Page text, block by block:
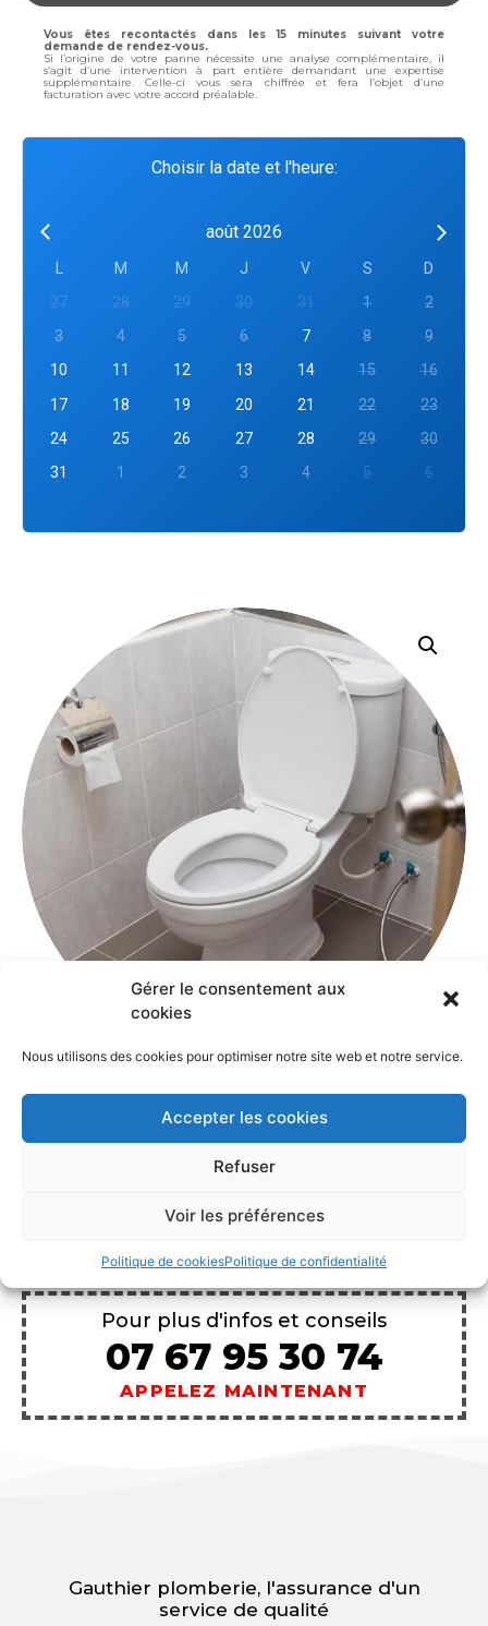
Gérer le consentement aux
cookies
Nous utilisons des cookies pour optimiser notre site web et notre service.
Accepter les cookies
Refuser
Voir les préférences
Politique de cookiesPolitique de confidentialité
INFORMATIONS
Problème sur WC classique
Laisser un avis sur Problème sur WC classique
Pour plus d'infos et conseils
07 67 95 30 74
APPELEZ MAINTENANT
Vous êtes recontactés dans les 15 minutes suivant votre
demande de rendez-vous.
Si l’origine de votre panne nécessite une analyse complémentaire, il
s’agit d’une intervention à part entière demandant une expertise
supplémentaire. Celle-ci vous sera chiffrée et fera l’objet d’une
facturation avec votre accord préalable.
Choisir la date et l'heure:
août 2026
M M J V S
D
27
28 29 30 31 1
2
3
4 5 6 7 8
9
10
11 12 13 14 15
16
17
18 19 20 21 22
23
24
25 26 27 28 29
30
31
1 2 3 4 5 6
Gauthier plomberie, l'assurance d'un
service de qualité